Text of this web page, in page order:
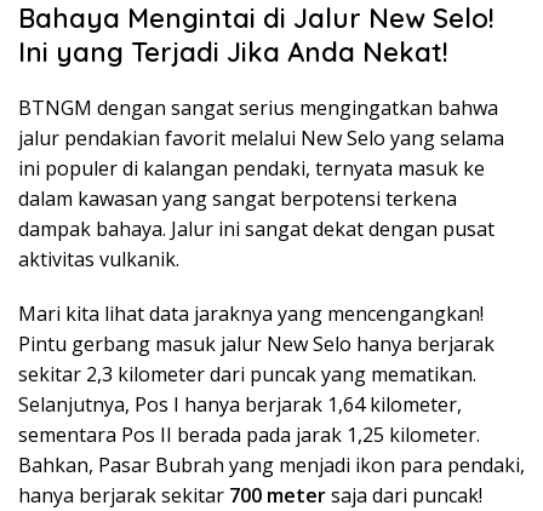
Bahaya Mengintai di Jalur New Selo!
Ini yang Terjadi Jika Anda Nekat!
BTNGM dengan sangat serius mengingatkan bahwa
jalur pendakian favorit melalui New Selo yang selama
ini populer di kalangan pendaki, ternyata masuk ke
dalam kawasan yang sangat berpotensi terkena
dampak bahaya. Jalur ini sangat dekat dengan pusat
aktivitas vulkanik.
Mari kita lihat data jaraknya yang mencengangkan!
Pintu gerbang masuk jalur New Selo hanya berjarak
sekitar 2,3 kilometer dari puncak yang mematikan.
Selanjutnya, Pos I hanya berjarak 1,64 kilometer,
sementara Pos II berada pada jarak 1,25 kilometer.
Bahkan, Pasar Bubrah yang menjadi ikon para pendaki,
hanya berjarak sekitar 700 metersaja dari puncak!